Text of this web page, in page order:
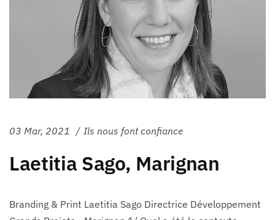
03 Mar, 2021 Ils nous font confiance
Laetitia Sago, Marignan
Branding & Print Laetitia Sago Directrice Développement